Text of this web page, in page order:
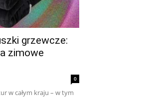
grzewcze:
zimowe
0
w całym kraju – w tym